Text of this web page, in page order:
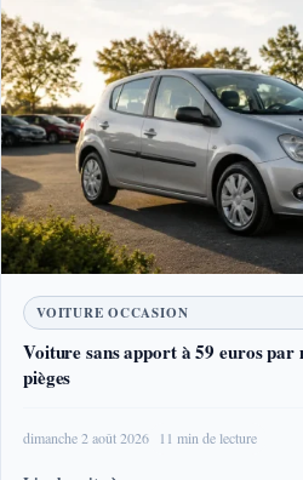
VOITURE OCCASION
Voiture sans apport à 59 euros
pièges
dimanche 2 août 2026 11 min de lecture